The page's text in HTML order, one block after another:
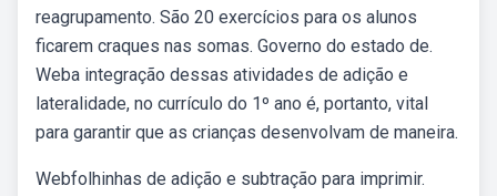
reagrupamento. São 20 exercícios para os alunos
ficarem craques nas somas. Governo do estado de.
Weba integração dessas atividades de adição e
lateralidade, no currículo do 1º ano é, portanto, vital
para garantir que as crianças desenvolvam de maneira.
Webfolhinhas de adição e subtração para imprimir.